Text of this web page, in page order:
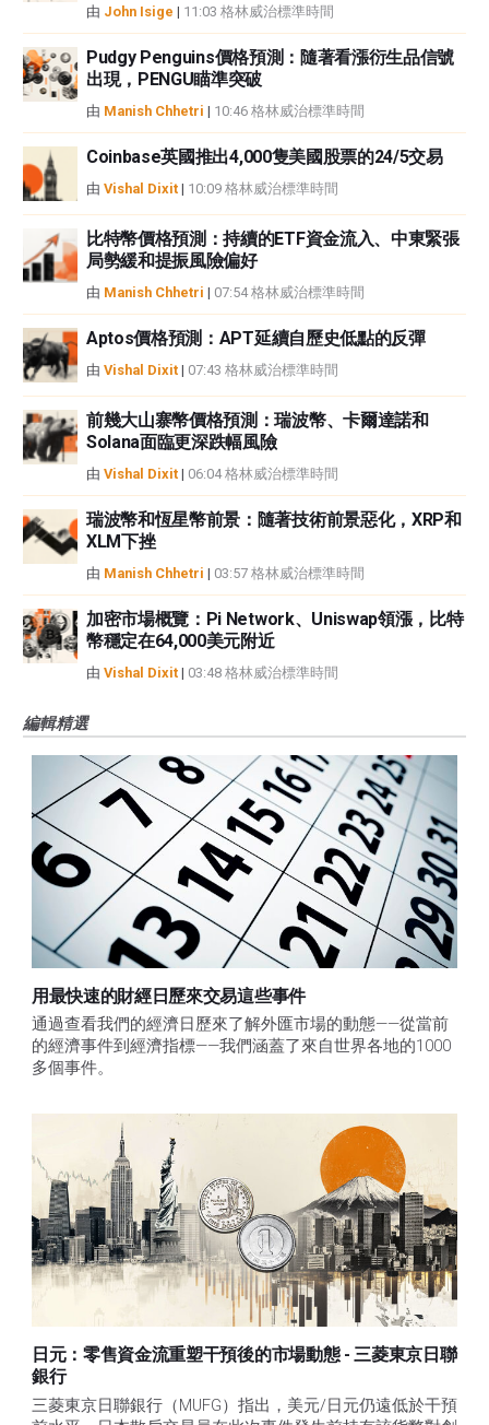
由 John Isige | 11:03 格林威治標準時間
Pudgy Penguins價格預測：隨著看漲衍生品信號
出現，PENGU瞄準突破
由 Manish Chhetri | 10:46 格林威治標準時間
Coinbase英國推出4,000隻美國股票的24/5交易
由 Vishal Dixit | 10:09 格林威治標準時間
比特幣價格預測：持續的ETF資金流入、中東緊張
局勢緩和提振風險偏好
由 Manish Chhetri | 07:54 格林威治標準時間
Aptos價格預測：APT延續自歷史低點的反彈
由 Vishal Dixit | 07:43 格林威治標準時間
前幾大山寨幣價格預測：瑞波幣、卡爾達諾和
Solana面臨更深跌幅風險
由 Vishal Dixit | 06:04 格林威治標準時間
瑞波幣和恆星幣前景：隨著技術前景惡化，XRP和
XLM下挫
由 Manish Chhetri | 03:57 格林威治標準時間
加密市場概覽：Pi Network、Uniswap領漲，比特
幣穩定在64,000美元附近
由 Vishal Dixit | 03:48 格林威治標準時間
編輯精選
用最快速的財經日歷來交易這些事件
通過查看我們的經濟日歷來了解外匯市場的動態——從當前
的經濟事件到經濟指標——我們涵蓋了來自世界各地的1000
多個事件。
日元：零售資金流重塑干預後的市場動態 - 三菱東京日聯
銀行
三菱東京日聯銀行（MUFG）指出，美元/日元仍遠低於干預